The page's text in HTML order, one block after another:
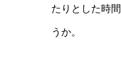
たりとした時
うか。